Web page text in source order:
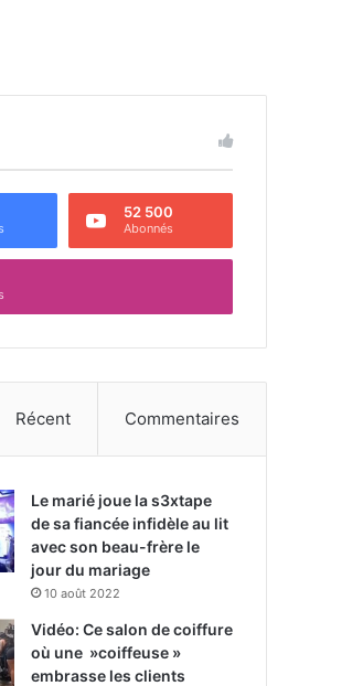
52 500
Abonnés
Récent Commentaires
Le marié joue la s3xtape
de sa fiancée infidèle au lit
avec son beau-frère le
jour du mariage
10 août 2022
Vidéo: Ce salon de coiffure
où une »coiffeuse »
embrasse les clients